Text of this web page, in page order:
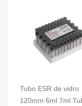
Tubo ESR de vidro
120mm 6ml 7ml